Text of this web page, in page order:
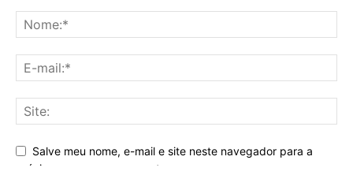
Salve meu nome, e-mail e site neste navegador para a
próxima vez que eu comentar.